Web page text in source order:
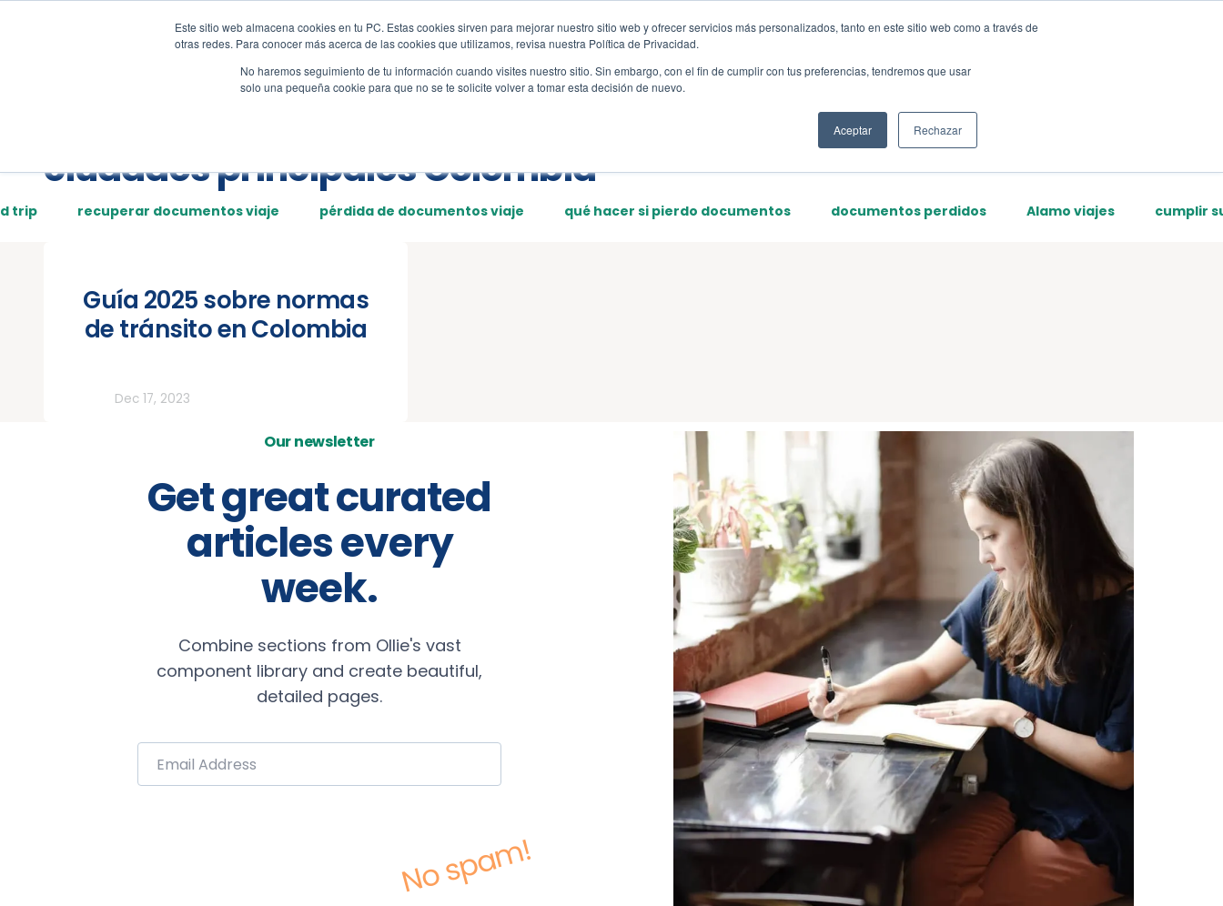
Este sitio web almacena cookies en tu PC. Estas cookies sirven para mejorar nuestro sitio web y ofrecer servicios más personalizados, tanto en este sitio web como a través de
otras redes. Para conocer más acerca de las cookies que utilizamos, revisa nuestra Política de Privacidad.
No haremos seguimiento de tu información cuando visites nuestro sitio. Sin embargo, con el fin de cumplir con tus preferencias, tendremos que usar
solo una pequeña cookie para que no se te solicite volver a tomar esta decisión de nuevo.
Aceptar Rechazar
Tour Demos Pages Sections Template
ciudades principales Colombia
trip recuperar documentos viaje pérdida de documentos viaje qué hacer si pierdo documentos documentos perdidos Alamo viajes cumplir
Guía 2025 sobre normas
de tránsito en Colombia
Dec 17, 2023
Our newsletter
Get great curated
articles every
week.
Combine sections from Ollie's vast
component library and create beautiful,
detailed pages.
No spam!